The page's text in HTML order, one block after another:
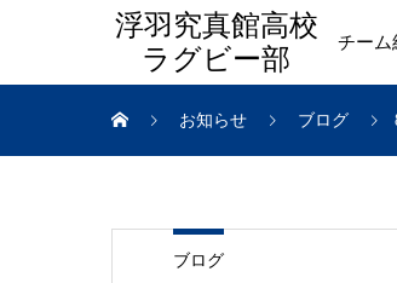
浮羽究真館高校
ラグビー部
チーム
お知らせ ブログ
ブログ